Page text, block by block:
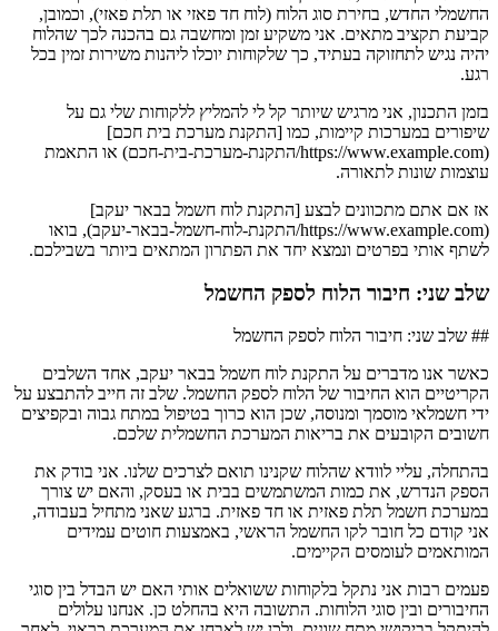
החשמלי החדש, בחירת סוג הלוח (לוח חד פאזי או תלת פאזי), וכמובן,
קביעת תקציב מתאים. אני משקיע זמן ומחשבה גם בהכנה לכך שהלוח
יהיה נגיש לתחזוקה בעתיד, כך שלקוחות יוכלו ליהנות משירות זמין בכל
רגע.
בזמן התכנון, אני מרגיש שיותר קל לי להמליץ ללקוחות שלי גם על
שיפורים במערכות קיימות, כמו [התקנת מערכת בית חכם]
(https://www.example.com/התקנת-מערכת-בית-חכם) או התאמת
עוצמות שונות לתאורה.
אז אם אתם מתכוונים לבצע [התקנת לוח חשמל בבאר יעקב]
(https://www.example.com/התקנת-לוח-חשמל-בבאר-יעקב), בואו
לשתף אותי בפרטים ונמצא יחד את הפתרון המתאים ביותר בשבילכם.
שלב שני: חיבור הלוח לספק החשמל
## שלב שני: חיבור הלוח לספק החשמל
כאשר אנו מדברים על התקנת לוח חשמל בבאר יעקב, אחד השלבים
הקריטיים הוא החיבור של הלוח לספק החשמל. שלב זה חייב להתבצע על
ידי חשמלאי מוסמך ומנוסה, שכן הוא כרוך בטיפול במתח גבוה ובקפיצים
חשובים הקובעים את בריאות המערכת החשמלית שלכם.
בהתחלה, עליי לוודא שהלוח שקנינו תואם לצרכים שלנו. אני בודק את
הספק הנדרש, את כמות המשתמשים בבית או בעסק, והאם יש צורך
במערכת חשמל תלת פאזית או חד פאזית. ברגע שאני מתחיל בעבודה,
אני קודם כל חובר לקו החשמל הראשי, באמצעות חוטים עמידים
המותאמים לעומסים הקיימים.
פעמים רבות אני נתקל בלקוחות ששואלים אותי האם יש הבדל בין סוגי
החיבורים ובין סוגי הלוחות. התשובה היא בהחלט כן. אנחנו עלולים